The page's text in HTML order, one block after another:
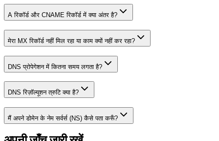
A रिकॉर्ड और CNAME रिकॉर्ड में क्या अंतर है?
मेरा MX रिकॉर्ड नहीं मिल रहा या काम क्यों नहीं कर रहा?
DNS प्रोपेगेशन में कितना समय लगता है?
DNS रिज़ॉल्यूशन त्रुटि क्या है?
मैं अपने डोमेन के नेम सर्वर्स (NS) कैसे पता करूँ?